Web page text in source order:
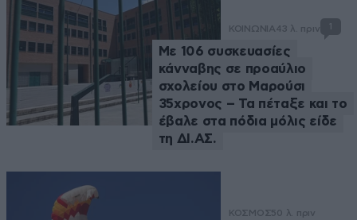
ΚΟΙΝΩΝΙΑ43 λ. πριν
Με 106 συσκευασίες
κάνναβης σε προαύλιο
σχολείου στο Μαρούσι
35χρονος – Τα πέταξε και το
έβαλε στα πόδια μόλις είδε
τη ΔΙ.ΑΣ.
ΚΟΣΜΟΣ50 λ. πριν